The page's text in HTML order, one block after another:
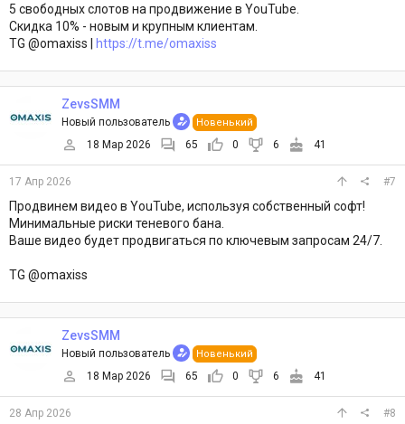
5 свободных слотов на продвижение в YouTube.
Скидка 10% - новым и крупным клиентам.
TG @omaxiss | https://t.me/omaxiss
ZevsSMM
Новый пользователь Новенький
18 Мар 2026 65 0 6 41
17 Апр 2026 #7
Продвинем видео в YouTube, используя собственный софт!
Минимальные риски теневого бана.
Ваше видео будет продвигаться по ключевым запросам 24/7.
TG @omaxiss
ZevsSMM
Новый пользователь Новенький
18 Мар 2026 65 0 6 41
28 Апр 2026 #8